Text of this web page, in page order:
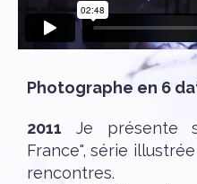
Photographe en 6
2011 Je présente
France", série
rencontres.